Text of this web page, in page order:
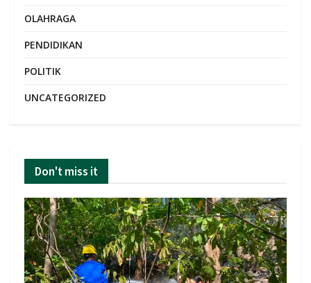
OLAHRAGA
PENDIDIKAN
POLITIK
UNCATEGORIZED
Don't miss it